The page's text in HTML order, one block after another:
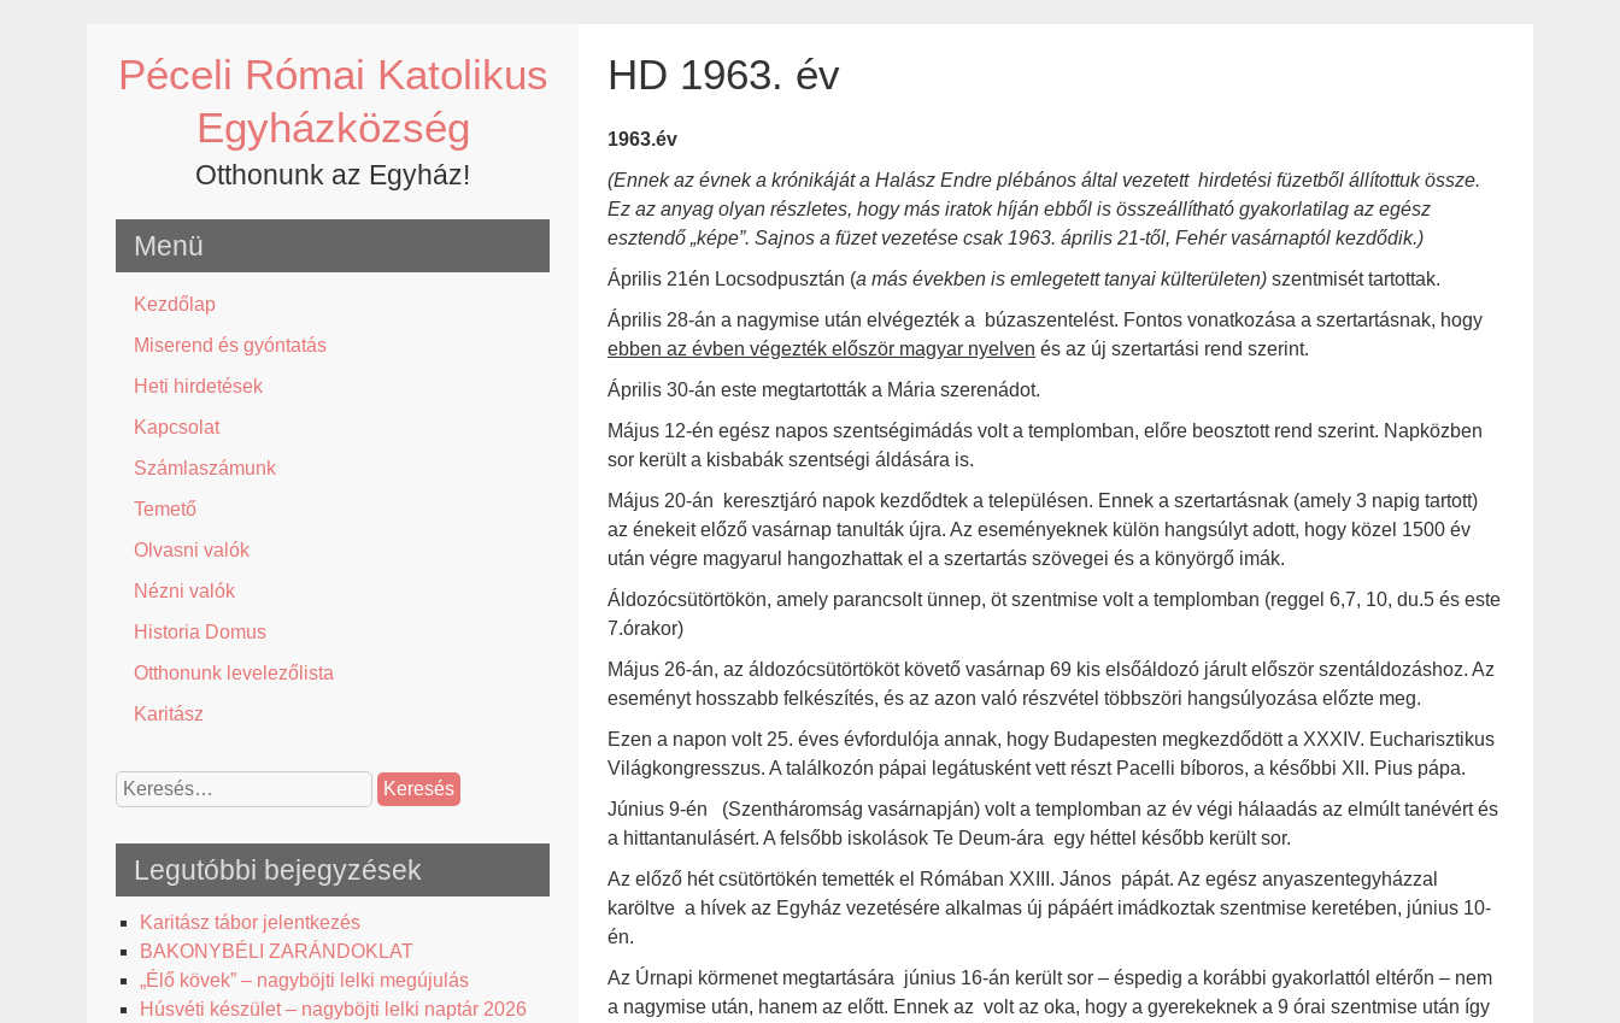
Péceli Római Katolikus
Egyházközség
Otthonunk az Egyház!
Menü
Kezdőlap
Miserend és gyóntatás
Heti hirdetések
Kapcsolat
Számlaszámunk
Temető
Olvasni valók
Nézni valók
Historia Domus
HD 1928. év
HD 1929. év
HD 1931. év
HD 1932. év
HD 1933. év
HD 1934. év
HD 1937. év
Otthonunk levelezőlista
Karitász
Keresés:
Legutóbbi bejegyzések
Karitász tábor jelentkezés
BAKONYBÉLI ZARÁNDOKLAT
„Élő kövek” – nagyböjti lelki megújulás
Húsvéti készület – nagyböjti lelki naptár 2026
HD 1963. év
1963.év
(Ennek az évnek a krónikáját a Halász Endre plébános által vezetett hirdetési füzetből állítottuk össze.
Ez az anyag olyan részletes, hogy más iratok híján ebből is összeállítható gyakorlatilag az egész
esztendő „képe”. Sajnos a füzet vezetése csak 1963. április 21-től, Fehér vasárnaptól kezdődik.)
Április 21én Locsodpusztán (a más években is emlegetett tanyai külterületen) szentmisét tartottak.
Április 28-án a nagymise után elvégezték a búzaszentelést. Fontos vonatkozása a szertartásnak, hogy
ebben az évben végezték először magyar nyelven és az új szertartási rend szerint.
Április 30-án este megtartották a Mária szerenádot.
Május 12-én egész napos szentségimádás volt a templomban, előre beosztott rend szerint. Napközben
sor került a kisbabák szentségi áldására is.
Május 20-án keresztjáró napok kezdődtek a településen. Ennek a szertartásnak (amely 3 napig tartott)
az énekeit előző vasárnap tanulták újra. Az eseményeknek külön hangsúlyt adott, hogy közel 1500 év
után végre magyarul hangozhattak el a szertartás szövegei és a könyörgő imák.
Áldozócsütörtökön, amely parancsolt ünnep, öt szentmise volt a templomban (reggel 6,7, 10, du.5 és este
7.órakor)
Május 26-án, az áldozócsütörtököt követő vasárnap 69 kis elsőáldozó járult először szentáldozáshoz. Az
eseményt hosszabb felkészítés, és az azon való részvétel többszöri hangsúlyozása előzte meg.
Ezen a napon volt 25. éves évfordulója annak, hogy Budapesten megkezdődött a XXXIV. Eucharisztikus
Világkongresszus. A találkozón pápai legátusként vett részt Pacelli bíboros, a későbbi XII. Pius pápa.
Június 9-én (Szentháromság vasárnapján) volt a templomban az év végi hálaadás az elmúlt tanévért és
a hittantanulásért. A felsőbb iskolások Te Deum-ára egy héttel később került sor.
Az előző hét csütörtökén temették el Rómában XXIII. János pápát. Az egész anyaszentegyházzal
karöltve a hívek az Egyház vezetésére alkalmas új pápáért imádkoztak szentmise keretében, június 10-
én.
Az Úrnapi körmenet megtartására június 16-án került sor – éspedig a korábbi gyakorlattól eltérőn – nem
a nagymise után, hanem az előtt. Ennek az volt az oka, hogy a gyerekeknek a 9 órai szentmise után így